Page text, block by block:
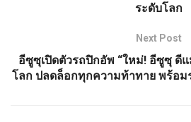
ระดับโลก
Next Post
อีซูซุเปิดตัวรถปิกอัพ “ใหม่! อีซูซุ ดี
โลก ปลดล็อกทุกความท้าทาย พร้อ